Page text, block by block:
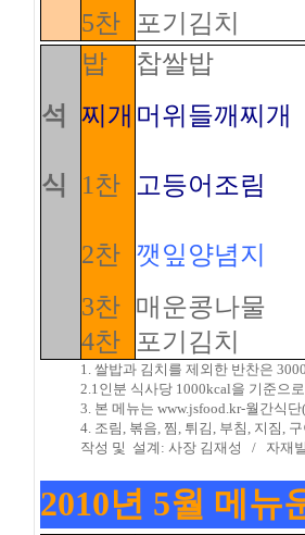
5찬
포기김치
밥
찹쌀밥
석
찌개 머위들깨찌개
식 1찬 고등어조림
2찬 깻잎양념지
3찬 매운콩나물
4찬
포기김치
1. 쌀밥과 김치를 제외한 반찬은
2.1인분 식사당 1000kcal을 기준으
3. 본 메뉴는 www.jsfood.kr-월간식
4. 조림, 볶음, 찜, 튀김, 부침, 지짐,
작성 및 설계: 사장 김재성 / 자재
2010년 5월 메뉴